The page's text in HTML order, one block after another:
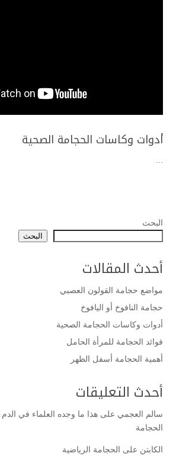
أدوات وكاسات الحجامة الصحية
...
البحث
البحث
أحدث المقالات
مواضع حجامة القولون العصبي
حجامة النافوخ أو اليافوخ
أدوات وكاسات الحجامة الصحية
فوائد الحجامة للمرأة الحامل
أهمية الحجامة أسفل الظهر
أحدث التعليقات
سالم العجمي على هذا ما وجده العلماء في
الحجامة
الكابتن على الحجامة الرياضية